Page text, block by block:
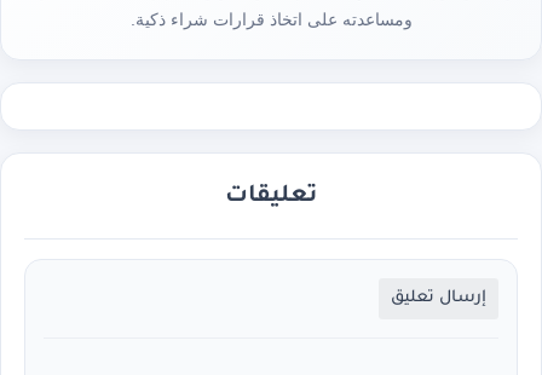
ومساعدته على اتخاذ قرارات شراء ذكية.
تعليقات
إرسال تعليق